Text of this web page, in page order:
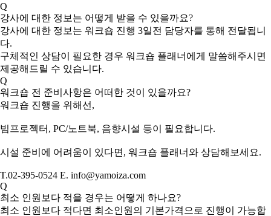
Q
강사에 대한 정보는 어떻게 받을 수 있을까요?
강사에 대한 정보는 워크숍 진행 3일전 담당자를 통해 전달됩니
다.
구체적인 상담이 필요한 경우 워크숍 플래너에게 말씀해주시면
제공해드릴 수 있습니다.
Q
워크숍 전 준비사항은 어떠한 것이 있을까요?
워크숍 진행을 위해선,
빔프로젝터, PC/노트북, 음향시설 등이 필요합니다.
시설 준비에 어려움이 있다면, 워크숍 플래너와 상담해보세요.
T.02-395-0524 E. info@yamoiza.com
Q
최소 인원보다 적을 경우는 어떻게 하나요?
최소 인원보다 적다면 최소인원의 기본가격으로 진행이 가능합